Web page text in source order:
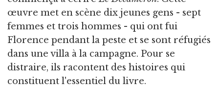
œuvre met en scène dix jeunes gens - sept
femmes et trois hommes - qui ont fui
Florence pendant la peste et se sont réfugiés
dans une villa à la campagne. Pour se
distraire, ils racontent des histoires qui
constituent l'essentiel du livre.